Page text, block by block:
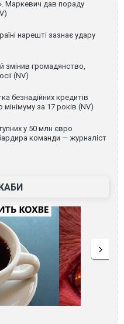
Маркевич дав пораду
нарешті зазнає удару
змінив громадянство,
(NV)
безнадійних кредитів
за 17 років (NV)
у 50 млн євро
команди — журналіст